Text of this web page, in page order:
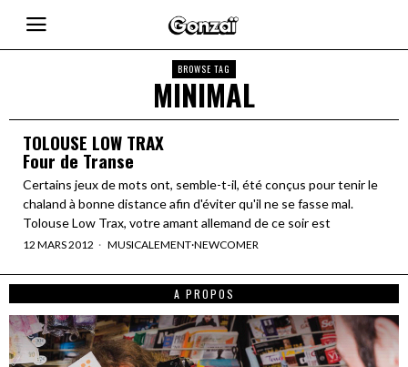
BROWSE TAG
MINIMAL
TOLOUSE LOW TRAX
Four de Transe
Certains jeux de mots ont, semble-t-il, été conçus pour tenir le
chaland à bonne distance afin d'éviter qu'il ne se fasse mal.
Tolouse Low Trax, votre amant allemand de ce soir est
12 MARS 2012 MUSICALEMENT·NEWCOMER
A PROPOS